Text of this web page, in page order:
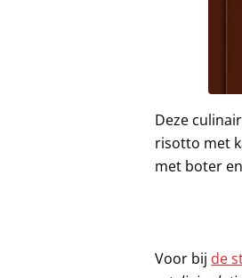
Deze
risotto met
met boter
Voor bij de